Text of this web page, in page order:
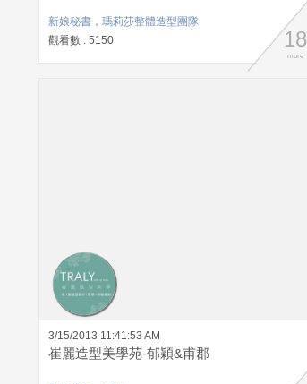
新娘秘書，瑪莉莎整體造型團隊
觀看數 : 5150
18
more
3/15/2013 11:41:53 AM
崔麗造型美學苑-郁穎&甫郡